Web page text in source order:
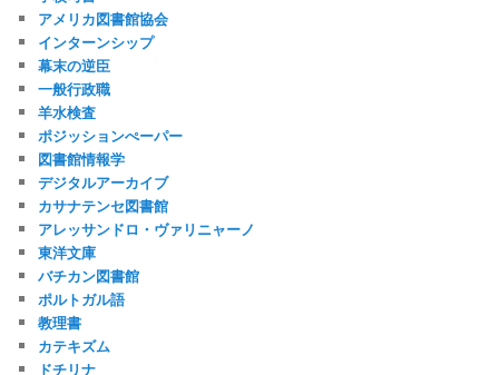
アメリカ図書館協会
インターンシップ
幕末の逆臣
一般行政職
羊水検査
ポジッションぺーパー
図書館情報学
デジタルアーカイブ
カサナテンセ図書館
アレッサンドロ・ヴァリニャーノ
東洋文庫
バチカン図書館
ポルトガル語
教理書
カテキズム
ドチリナ